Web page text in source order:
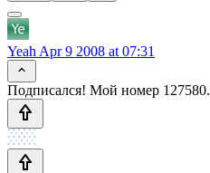
Yeah Apr 9 2008 at 07:31
Подписался! Мой номер 127580.